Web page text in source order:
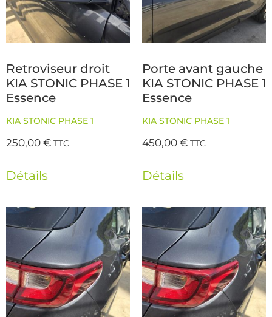
Retroviseur droit
KIA STONIC PHASE 1
Essence
KIA STONIC PHASE 1
250,00€ TTC
Détails
Porte avant gauche
KIA STONIC PHASE 1
Essence
KIA STONIC PHASE 1
450,00€ TTC
Détails